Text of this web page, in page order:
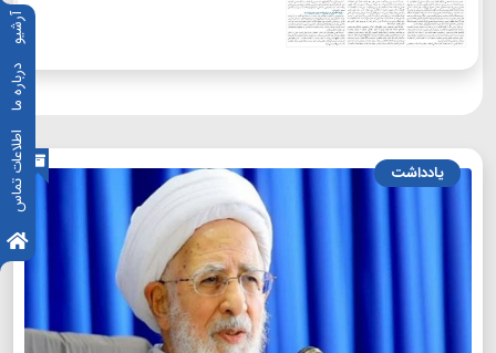
آرشیو
درباره ما
اطلاعات تماس یادداشت